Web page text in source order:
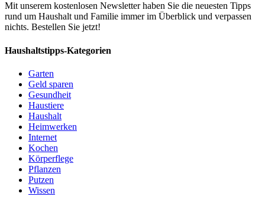
Mit unserem kostenlosen Newsletter haben Sie die neuesten Tipps
rund um Haushalt und Familie immer im Überblick und verpassen
nichts. Bestellen Sie jetzt!
Haushaltstipps-Kategorien
Garten
Geld sparen
Gesundheit
Haustiere
Haushalt
Heimwerken
Internet
Kochen
Körperflege
Pflanzen
Putzen
Wissen